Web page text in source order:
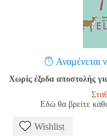
Αναμένεται
Χωρίς έξοδα αποστολής
Εδώ θα βρείτε
Wishlist